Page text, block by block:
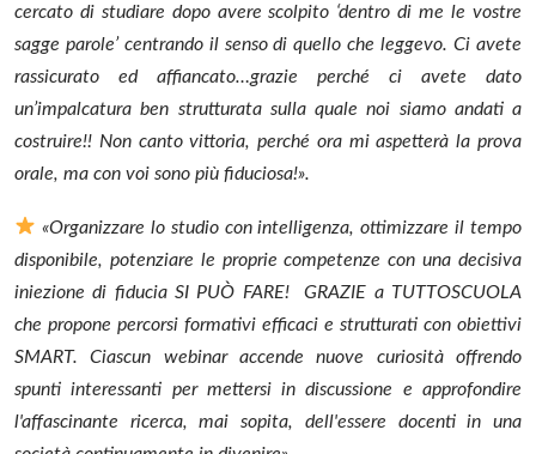
cercato di studiare dopo avere scolpito ‘dentro di me le vostre
sagge parole’ centrando il senso di quello che leggevo.Ci avete
rassicurato ed affiancato…grazie perché ci avete dato
un’impalcatura ben strutturata sulla quale noi siamo andati a
costruire!! Non canto vittoria, perché ora mi aspetterà la prova
orale, ma con voi sono più fiduciosa!».
«Organizzare lo studio con intelligenza, ottimizzare il tempo
disponibile, potenziare le proprie competenze con una decisiva
iniezione di fiducia SI PUÒ FARE! GRAZIE a TUTTOSCUOLA
che propone percorsi formativi efficaci e strutturati con obiettivi
SMART. Ciascun webinar accende nuove curiosità offrendo
spunti interessanti per mettersi in discussione e approfondire
l'affascinante ricerca, mai sopita, dell'essere docenti in una